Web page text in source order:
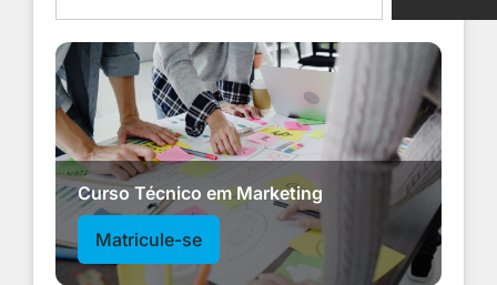
Curso Técnico em Marketing
Matricule-se